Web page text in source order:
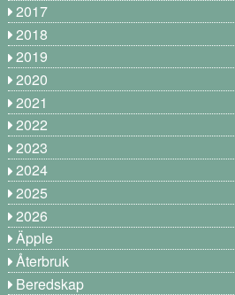
2017
2018
2019
2020
2021
2022
2023
2024
2025
2026
Äpple
Återbruk
Beredskap